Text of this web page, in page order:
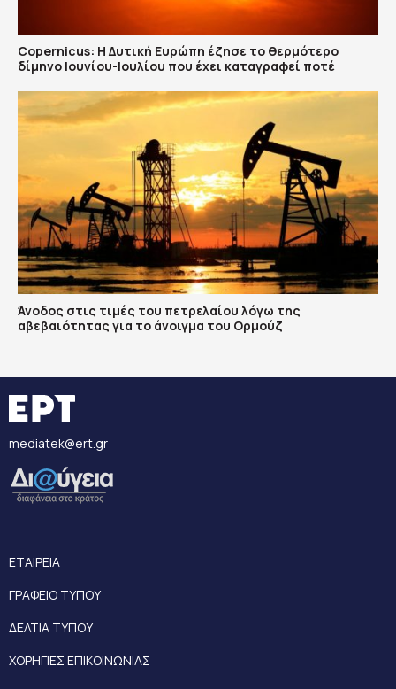
Copernicus: H Δυτική Ευρώπη έζησε το θερμότερο
δίμηνο Ιουνίου-Ιουλίου που έχει καταγραφεί ποτέ
Άνοδος στις τιμές του πετρελαίου λόγω της
αβεβαιότητας για το άνοιγμα του Ορμούζ
mediatek@ert.gr
ΕΤΑΙΡΕΙΑ
ΓΡΑΦΕΙΟ ΤΥΠΟΥ
ΔΕΛΤΙΑ ΤΥΠΟΥ
ΧΟΡΗΓΙΕΣ ΕΠΙΚΟΙΝΩΝΙΑΣ